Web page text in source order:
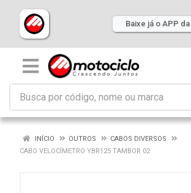
Baixe já o APP
INÍCIO OUTROS
CABOS DIVERSOS
CABO VELOCÍMETRO YBR125 TAMBOR 02